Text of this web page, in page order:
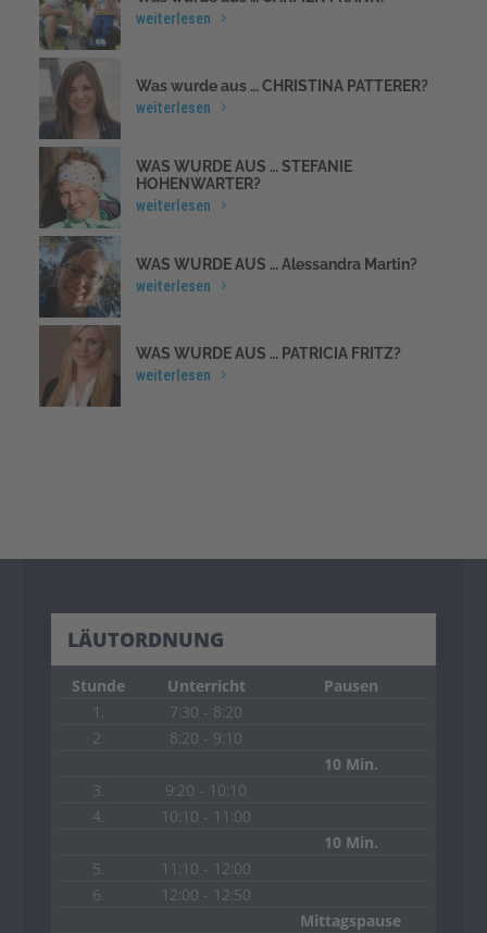
weiterlesen
Was wurde aus … CHRISTINA PATTERER?
weiterlesen
WAS WURDE AUS … STEFANIE
HOHENWARTER?
weiterlesen
WAS WURDE AUS … Alessandra Martin?
weiterlesen
WAS WURDE AUS … PATRICIA FRITZ?
weiterlesen
LÄUTORDNUNG
Stunde Unterricht
Pausen
1.
7:30 - 8:20
2.
8:20 - 9:10
10 Min.
3.
9:20 - 10:10
4.
10:10 - 11:00
10 Min.
5.
11:10 - 12:00
6.
12:00 - 12:50
Mittagspause